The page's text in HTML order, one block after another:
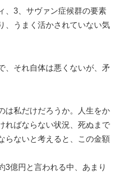
、3、サヴァン症候群の要素
、うまく活かされていない気
、それ自体は悪くないが、矛
は私だけだろうか。人生をか
ればならない状況、死ぬまで
らないと考えると、この金額
3億円と言われる中、あまり